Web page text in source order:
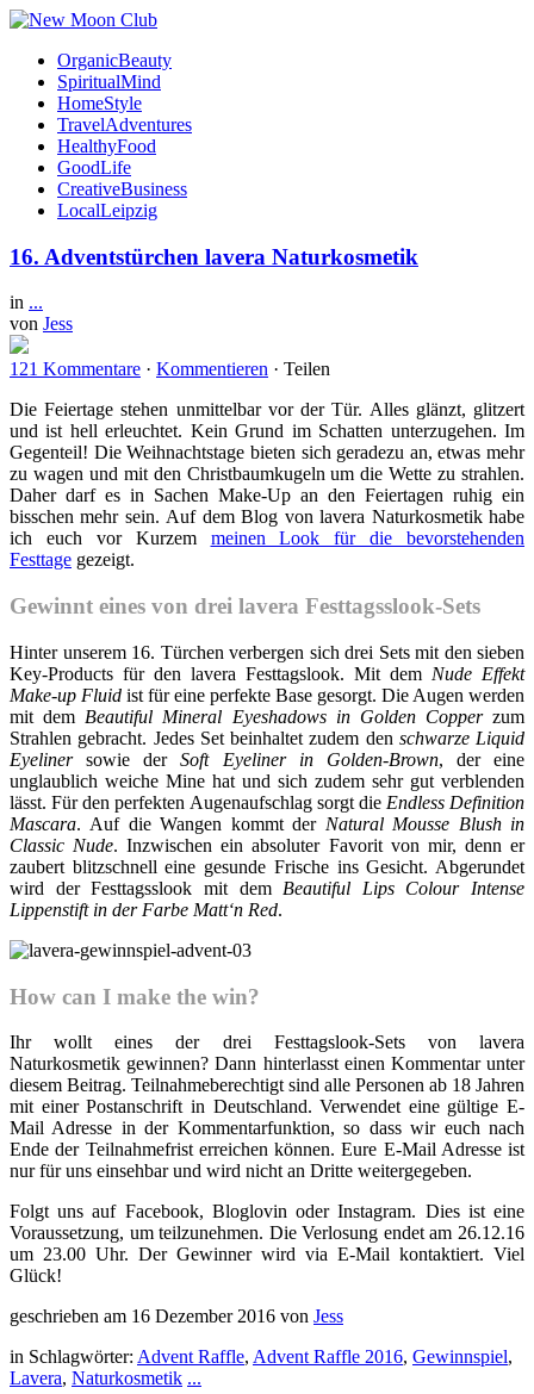
OrganicBeauty
SpiritualMind
HomeStyle
TravelAdventures
HealthyFood
GoodLife
CreativeBusiness
LocalLeipzig
16. Adventstürchen lavera Naturkosmetik
in ...
von Jess
121 Kommentare · Kommentieren · Teilen
Die Feiertage stehen unmittelbar vor der Tür. Alles glänzt, glitzert
und ist hell erleuchtet. Kein Grund im Schatten unterzugehen. Im
Gegenteil! Die Weihnachtstage bieten sich geradezu an, etwas mehr
zu wagen und mit den Christbaumkugeln um die Wette zu strahlen.
Daher darf es in Sachen Make-Up an den Feiertagen ruhig ein
bisschen mehr sein. Auf dem Blog von lavera Naturkosmetik habe
ich euch vor Kurzem meinen Look für die bevorstehenden
Festtage gezeigt.
Gewinnt eines von drei lavera Festtagsslook-Sets
Hinter unserem 16. Türchen verbergen sich drei Sets mit den sieben
Key-Products für den lavera Festtagslook. Mit dem Nude Effekt
Make-up Fluid ist für eine perfekte Base gesorgt. Die Augen werden
mit dem Beautiful Mineral Eyeshadows in Golden Copperzum
Strahlen gebracht. Jedes Set beinhaltet zudem den schwarze Liquid
Eyelinersowie derSoft Eyeliner in Golden-Brown, der eine
unglaublich weiche Mine hat und sich zudem sehr gut verblenden
lässt. Für den perfekten Augenaufschlag sorgt die Endless Definition
Mascara. Auf die Wangen kommt der Natural Mousse Blush in
Classic Nude. Inzwischen ein absoluter Favorit von mir, denn er
zaubert blitzschnell eine gesunde Frische ins Gesicht. Abgerundet
wird der Festtagsslook mit dem Beautiful Lips Colour Intense
Lippenstift in der Farbe Matt‘n Red.
How can I make the win?
Ihr wollt eines der drei Festtagslook-Sets von lavera
Naturkosmetik gewinnen? Dann hinterlasst einen Kommentar unter
diesem Beitrag. Teilnahmeberechtigt sind alle Personen ab 18 Jahren
mit einer Postanschrift in Deutschland. Verwendet eine gültige E-
Mail Adresse in der Kommentarfunktion, so dass wir euch nach
Ende der Teilnahmefrist erreichen können. Eure E-Mail Adresse ist
nur für uns einsehbar und wird nicht an Dritte weitergegeben.
Folgt uns auf Facebook, Bloglovin oder Instagram. Dies ist eine
Voraussetzung, um teilzunehmen. Die Verlosung endet am 26.12.16
um 23.00 Uhr. Der Gewinner wird via E-Mail kontaktiert. Viel
Glück!
geschrieben am 16 Dezember 2016 von Jess
in Schlagwörter: Advent Raffle, Advent Raffle 2016, Gewinnspiel,
Lavera, Naturkosmetik ...